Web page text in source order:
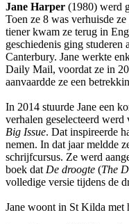
Jane Harper (1980) werd
Toen ze 8 was verhuisde
tiener kwam ze terug in
geschiedenis ging
Canterbury. Jane werkte
Daily Mail, voordat ze in
aanvaardde ze een
In 2014 stuurde Jane een
verhalen geselecteerd
Big Issue. Dat inspireerde
nemen. In dat jaar meldde
schrijfcursus. Ze werd
boek dat De droogte (The
volledige versie tijdens de
Jane woont in St Kilda met